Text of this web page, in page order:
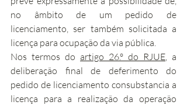
no âmbito de um pedido de
licenciamento, ser também solicitada a
licença para ocupação da via pública.
Nos termos do artigo 26.º do RJUE , a
deliberação final de deferimento do
pedido de licenciamento consubstancia a
licença para a realização da operação